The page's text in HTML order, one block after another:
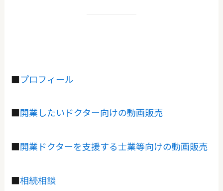
■プロフィール
■開業したいドクター向けの動画販売
■開業ドクターを支援する士業等向けの動画販売
■相続相談